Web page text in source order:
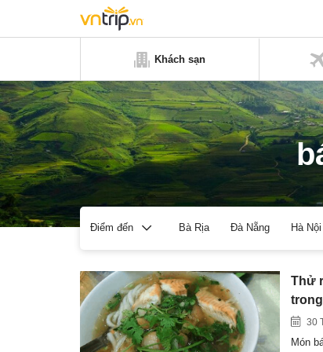
Khách sạn
Điểm đến Bà Rịa Đà Nẵng Hà Nội
Thử
30
Món